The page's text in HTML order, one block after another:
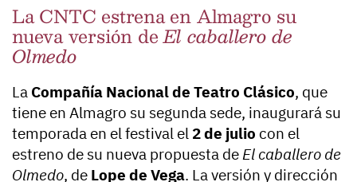
La CNTC estrena en Almagro su
nueva versión deEl caballero de
Olmedo
La Compañía Nacional de Teatro Clásico, que
tiene en Almagro su segunda sede, inaugurará su
temporada en el festival el 2 de julio con el
estreno de su nueva propuesta deEl caballero de
Olmedo, de Lope de Vega. La versión y dirección